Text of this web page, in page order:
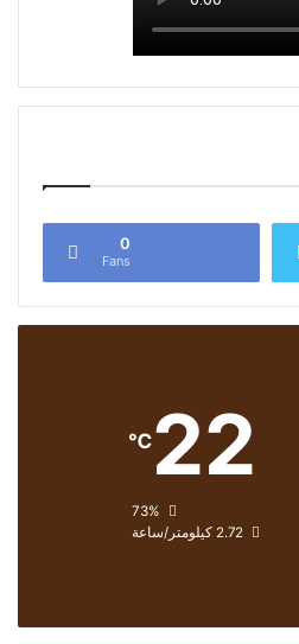
0
Fans
22
℃
الرطوبة:
الرياح: